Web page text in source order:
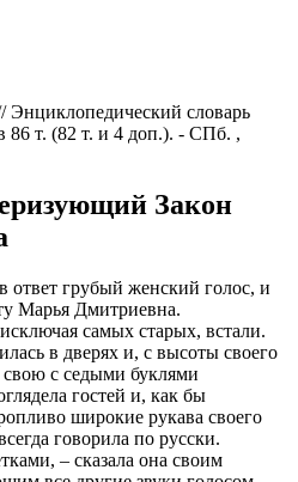
Энциклопедический словарь
86 т. (82 т. и 4 доп.). - СПб. ,
Закон
ответ грубый женский голос, и
Марья Дмитриевна.
самых старых, встали.
в дверях и, с высоты своего
свою с седыми буклями
гостей и, как бы
широкие рукава своего
говорила по русски.
– сказала она своим